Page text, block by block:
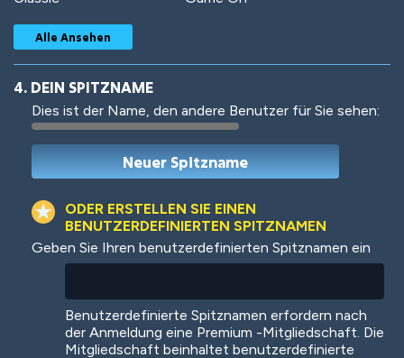
Woof Jungle Cats
Colorful
Alle Ansehen
4. DEIN SPITZNAME
Dies ist der Name, den andere Benutzer für Sie sehen:
ODER ERSTELLEN SIE EINEN
BENUTZERDEFINIERTEN SPITZNAMEN
Geben Sie Ihren benutzerdefinierten Spitznamen ein
Benutzerdefinierte Spitznamen erfordern nach
der Anmeldung eine Premium -Mitgliedschaft. Die
Mitgliedschaft beinhaltet benutzerdefinierte